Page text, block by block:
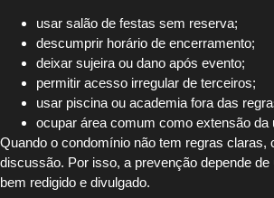
usar salão de festas sem reserva;
descumprir horário de encerramento;
deixar sujeira ou dano após evento;
permitir acesso irregular de terceiros;
usar piscina ou academia fora das
ocupar área comum como extensão da
Quando o condomínio não tem regras claras,
discussão. Por isso, a prevenção depende de
bem redigido e divulgado.